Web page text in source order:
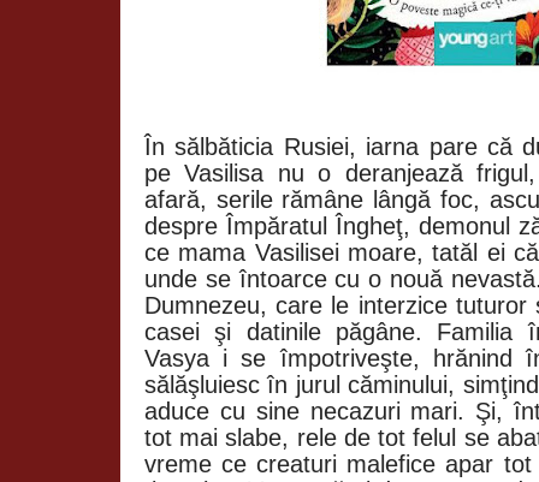
În sălbăticia Rusiei, iarna pare că
pe Vasilisa nu o deranjează
afară, serile rămâne lângă foc,
despre Împăratul Îngheţ, demonul
ce mama Vasilisei moare, tatăl ei
unde se întoarce cu o nouă
Dumnezeu, care le interzice tuturor
casei şi datinile păgâne. Familia
Vasya i se împotriveşte, hrănind
sălăşluiesc în jurul căminului,
aduce cu sine necazuri mari. Şi,
tot mai slabe, rele de tot felul se
vreme ce creaturi malefice apar